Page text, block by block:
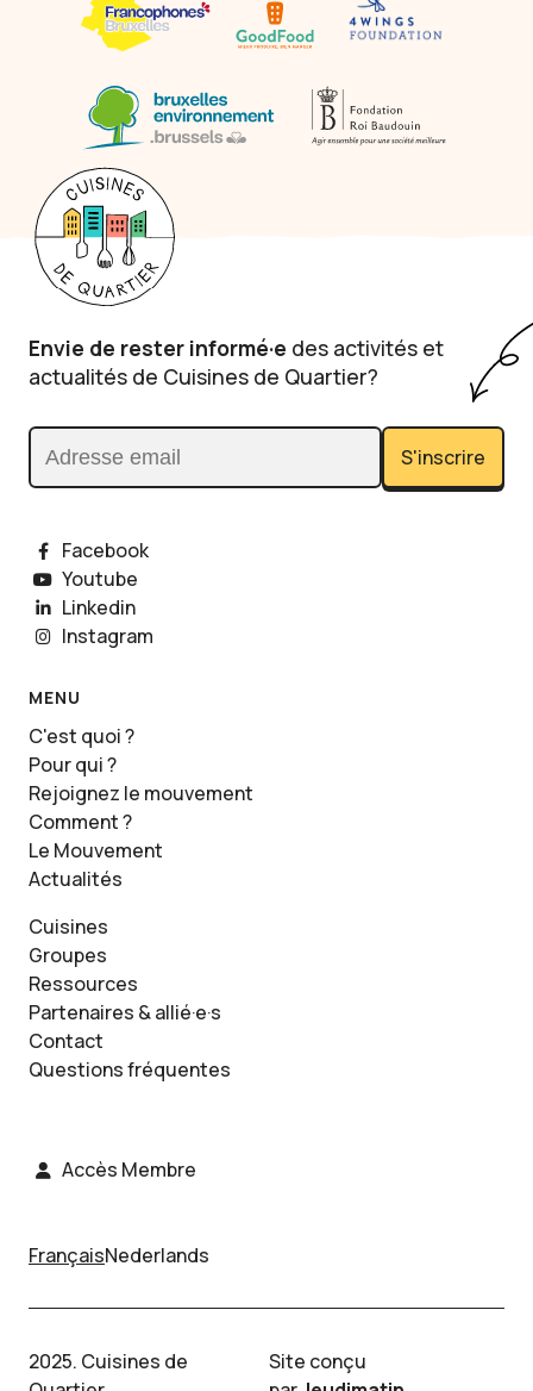
Envie de rester informé·e des activités et
actualités de Cuisines de Quartier?
Adresse email S'inscrire
Facebook
Youtube
Linkedin
Instagram
MENU
C'est quoi ?
Pour qui ?
Rejoignez le mouvement
Comment ?
Le Mouvement
Actualités
Cuisines
Groupes
Ressources
Partenaires & allié·e·s
Contact
Questions fréquentes
Accès Membre
FrançaisNederlands
2025. Cuisines de
Site conçu